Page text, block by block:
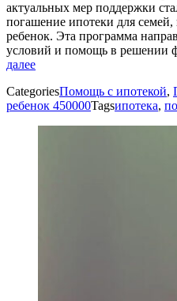
актуальных мер поддержки
погашение ипотеки для семей,
ребенок. Эта программа
условий и помощь в решении
далее
CategoriesПомощь с ипотекой,
ребенок 450000Tagsипотека,